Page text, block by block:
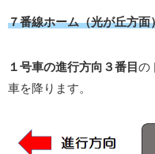
７番線ホーム（光が丘方面
１号車の進行方向３番目 の
車を降ります。